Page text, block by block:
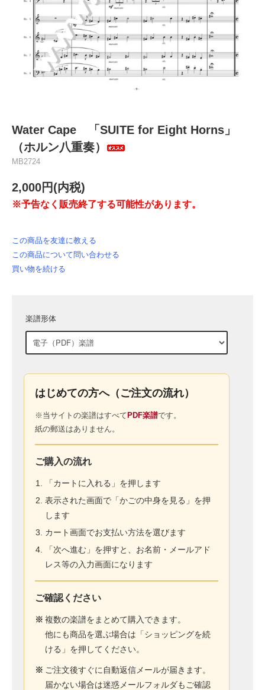
Water Cape 「SUITE for Eight Horns」
（ホルン八重奏）
MB2724
2,000円(内税)
※予告なく販売終了する可能性があります。
この商品を友達に教える
この商品について問い合わせる
買い物を続ける
楽譜形体
はじめての方へ（ご注文の流れ）
※当サイトの楽譜はすべて PDF楽譜です。
紙の郵送はありません。
ご購入の流れ
「カートに入れる」を押します
表示された画面で「かごの中身を見る」を押
します
カート画面でお支払い方法を選びます
「次へ進む」を押すと、お名前・メールアド
レス等の入力画面になります
ご確認ください
※ 複数の楽譜をまとめて購入できます。
他にも商品を選ぶ場合は「ショッピングを続
ける」を押してください。
※ ご注文後すぐに自動返信メールが届きます。
届かない場合は迷惑メールフォルダもご確認